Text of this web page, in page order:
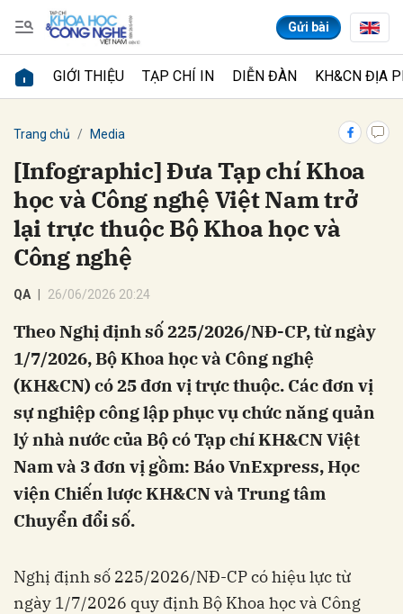
Gửi bài
GIỚI THIỆU TẠP CHÍ IN DIỄN ĐÀN KH&CN ĐỊA
Trang chủ Media
[Infographic] Đưa Tạp chí Khoa
học và Công nghệ Việt Nam trở
lại trực thuộc Bộ Khoa học và
Công nghệ
QA 26/06/2026 20:24
Theo Nghị định số 225/2026/NĐ-CP, từ ngày
1/7/2026, Bộ Khoa học và Công nghệ
(KH&CN) có 25 đơn vị trực thuộc. Các đơn vị
sự nghiệp công lập phục vụ chức năng quản
lý nhà nước của Bộ có Tạp chí KH&CN Việt
Nam và 3 đơn vị gồm: Báo VnExpress, Học
viện Chiến lược KH&CN và Trung tâm
Chuyển đổi số.
Nghị định số 225/2026/NĐ-CP có hiệu lực từ
ngày 1/7/2026 quy định Bộ Khoa học và Công
Gửi bình luận